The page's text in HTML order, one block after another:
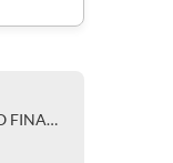
CLASSE ÚNICA DE COTAS DO PEDRA NEGRA MM FUNDO DE INVESTIMENTO FINANCEIRO MULTIMERCADO CRÉDITO PRIVADO RESPONSABILIDADE LIMITADA